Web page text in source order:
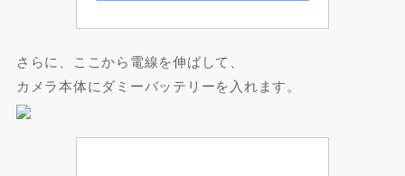
さらに、ここから電線を伸ばして、
カメラ本体にダミーバッテリーを入れます。